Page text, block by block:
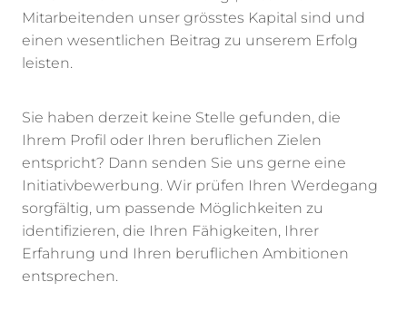
Mitarbeitenden unser grösstes Kapital sind und
einen wesentlichen Beitrag zu unserem Erfolg
leisten.
Sie haben derzeit keine Stelle gefunden, die
Ihrem Profil oder Ihren beruflichen Zielen
entspricht? Dann senden Sie uns gerne eine
Initiativbewerbung. Wir prüfen Ihren Werdegang
sorgfältig, um passende Möglichkeiten zu
identifizieren, die Ihren Fähigkeiten, Ihrer
Erfahrung und Ihren beruflichen Ambitionen
entsprechen.